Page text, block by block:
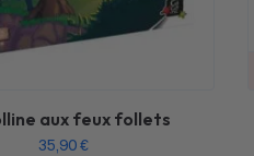
aux feux follets
35,90€